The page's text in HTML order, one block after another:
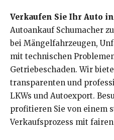
Verkaufen Sie Ihr Auto
Autoankauf Schumacher
bei Mängelfahrzeugen,
mit technischen
Getriebeschaden. Wir
transparenten und
LKWs und Autoexport.
profitieren Sie von einem
Verkaufsprozess mit